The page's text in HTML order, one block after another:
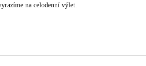
na celodenní výlet.